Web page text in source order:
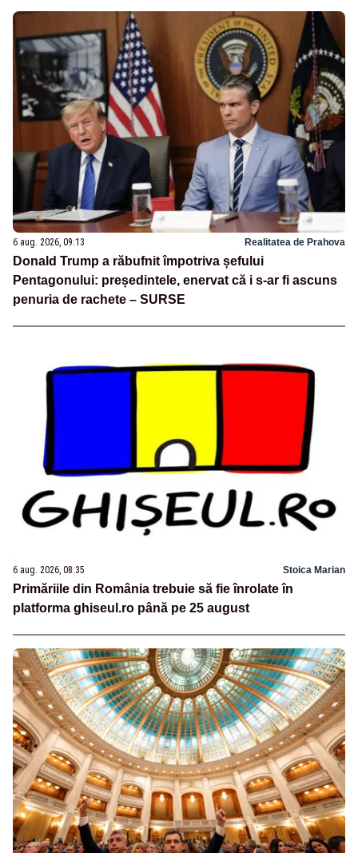
6 aug. 2026, 09:13 Realitatea de Prahova
Donald Trump a răbufnit împotriva șefului
Pentagonului: președintele, enervat că i s-ar fi ascuns
penuria de rachete – SURSE
6 aug. 2026, 08:35 Stoica Marian
Primăriile din România trebuie să fie înrolate în
platforma ghiseul.ro până pe 25 august